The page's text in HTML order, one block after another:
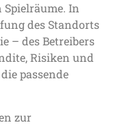
In
des Standorts
– des Betreibers
Risiken und
passende
zur